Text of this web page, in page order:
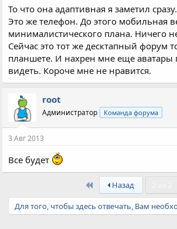
То что она адаптивная я заметил
Это же телефон. До этого мобильная
минималистического плана. Ничего
Сейчас это тот же десктапный форум
планшете. И нахрен мне еще аватары
видеть. Короче мне не нравится.
root
Администратор Команда форума
3 Авг 2013
Все будет
First Назад
Для того, чтобы здесь отвечать, Вам